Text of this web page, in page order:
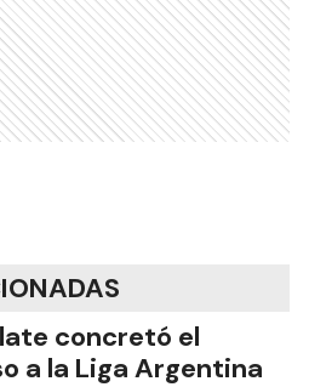
concretó el
a la Liga Argentina